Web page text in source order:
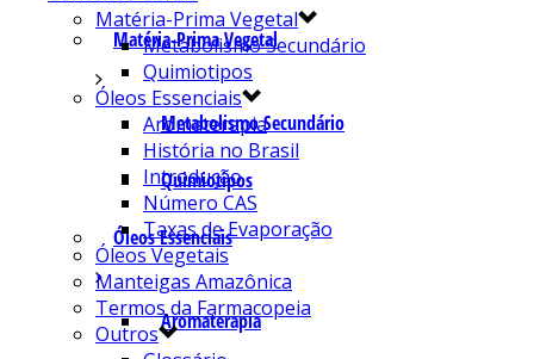
Matéria-Prima Vegetal
Metabolismo Secundário
Quimiotipos
Óleos Essenciais
Aromaterapia
Matéria-Prima Vegetal
Metabolismo Secundário
Quimiotipos
Óleos Essenciais
Aromaterapia
História no Brasil
Introdução
Número CAS
Taxas de Evaporação
Óleos Vegetais
Manteigas Amazônica
Termos da Farmacopeia
Outros